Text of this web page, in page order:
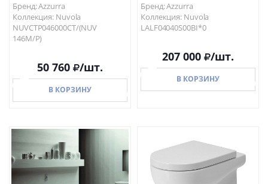
Бренд: Azzurra
Коллекция: Nuvola
NUVCTP046000CT/(NUV
146M/P)
50 760 /шт.
В КОРЗИНУ
В КОРЗИНУ
Бренд: Azzurra
Коллекция: Nuvola
LALF04040S00BI*0
207 000 /шт.
В КОРЗИНУ
В КОРЗИНУ